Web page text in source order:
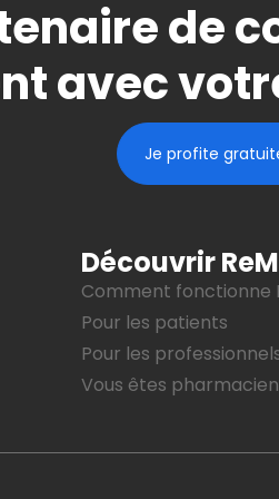
de
avec
Je profite
Découvrir
Comment fonctionne
Pour les patients
Pour les
Vous êtes